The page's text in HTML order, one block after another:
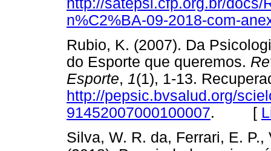
n%C2%BA-09-2018-com-
Rubio, K. (2007). Da
do Esporte que queremos.
Esporte, 1(1), 1-13.
http://pepsic.bvsalud.org/
91452007000100007. [
Silva, W. R. da, Ferrari, E.